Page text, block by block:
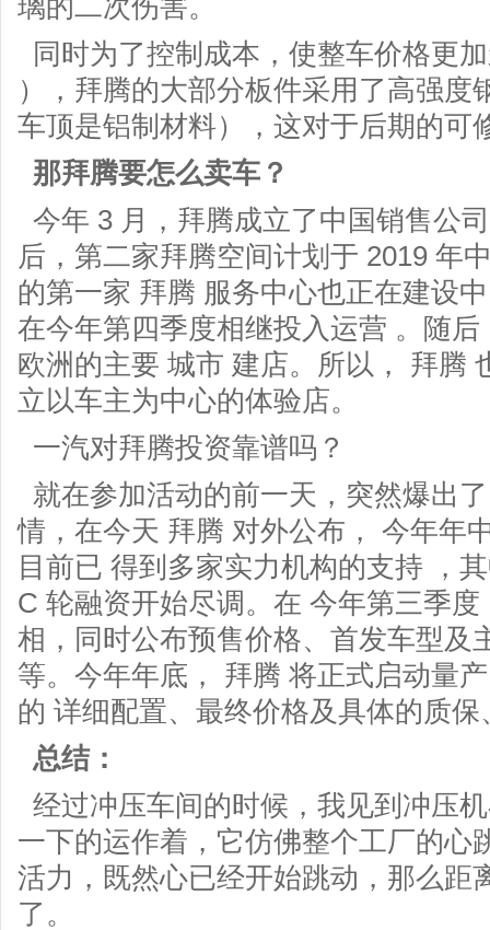
璃的二次伤害。
同时为了控制成本，使整车价格更
），拜腾的大部分板件采用了高强度
车顶是铝制材料），这对于后期的可
那拜腾要怎么卖车？
今年 3 月，拜腾成立了中国销售公
后，第二家拜腾空间计划于 2019 年
的第一家 拜腾 服务中心也正在建设
在今年第四季度相继投入运营 。随
欧洲的主要 城市 建店。所以， 拜腾
立以车主为中心的体验店。
一汽对拜腾投资靠谱吗？
就在参加活动的前一天，突然爆出
情，在今天 拜腾 对外公布， 今年年
目前已 得到多家实力机构的支持 ，
C 轮融资开始尽调。在 今年第三季
相，同时公布预售价格、首发车型及
等。今年年底， 拜腾 将正式启动量
的 详细配置、最终价格及具体的质
总结：
经过冲压车间的时候，我见到冲压
一下的运作着，它仿佛整个工厂的心
活力，既然心已经开始跳动，那么距
了。